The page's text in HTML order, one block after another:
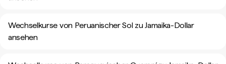
Wechselkurse von Peruanischer Sol zu Jamaika-Dollar
ansehen